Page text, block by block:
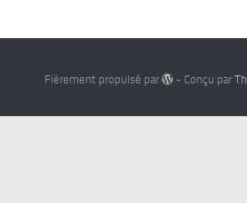
Fièrement propulsé par - Conçu par